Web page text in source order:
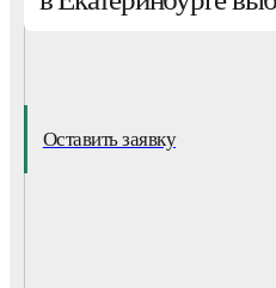
Оставить заявку